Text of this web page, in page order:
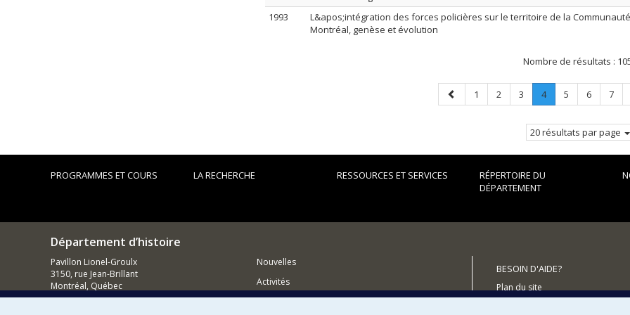
1993
L&apos;intégration des forces policières sur le territoire de la
Montréal, genèse et évolution
Nombre de résultats :
Page
précédente
Page
1 Page
2 Page
3 Page
4.
Page
Page
5 Page
6 Page
7
20 résultats par page
PROGRAMMES ET COURS LA RECHERCHE RESSOURCES ET SERVICES
RÉPERTOIRE DU
DÉPARTEMENT
Département d’histoire
Pavillon Lionel-Groulx
3150, rue Jean-Brillant
Montréal, Québec
H3T 1N8
Nouvelles
Activités
BESOIN D'AIDE?
Plan du site